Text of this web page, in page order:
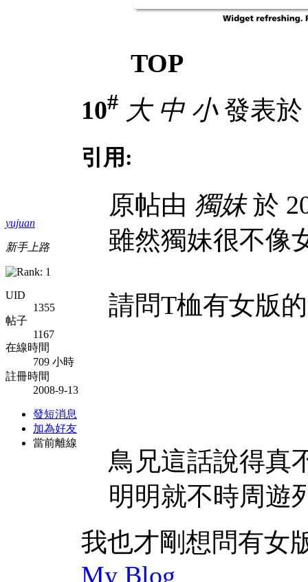
TOP
yujuan
新手上路
UID
1355
帖子
1167
在線時間
709 小時
註冊時間
2008-9-13
發短消息
加為好友
當前離線
10# 大 中 小發表於
引用:
原帖由 獨妹於
雖然獨妹很不像
請問T桖有女版
鳥兄這話說得真
明明就不時周遊
我也才剛想問有女
My Blog